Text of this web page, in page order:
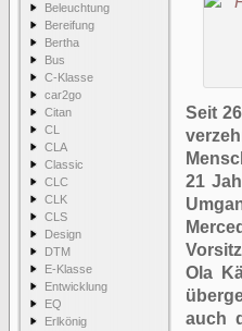
Beleuchtung
Bereifung
Bertha
Bus
C-Klasse
car2go
Citan
CL
CLA
Classic
CLC
CLK
CLS
Design
DTM
E-Klasse
Entwicklung
EQ
Erlkönig
Seit
21
Ola
auch